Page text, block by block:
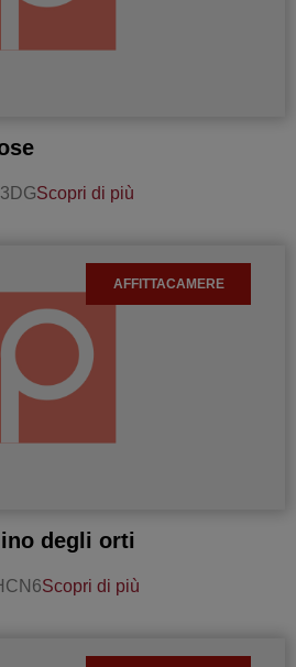
Scopri di più
AFFITTACAMERE
degli orti
Scopri di più